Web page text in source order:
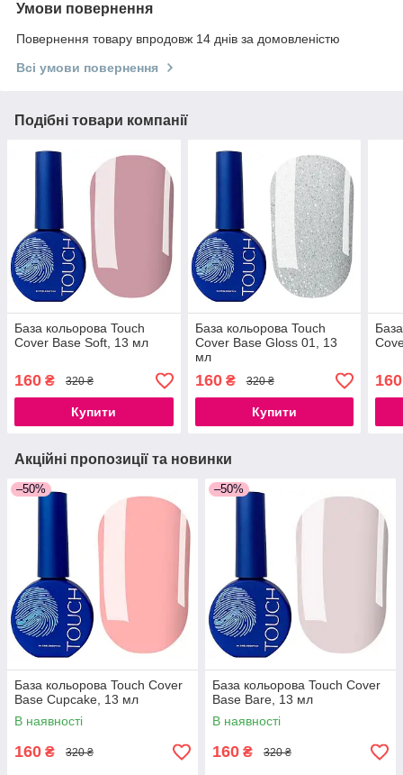
Умови повернення
Повернення товару впродовж 14 днів за домовленістю
Всі умови повернення
Подібні товари компанії
База кольорова Touch
Cover Base Soft, 13 мл
160 ₴ 320 ₴
Купити
База кольорова Touch
Cover Base Gloss 01, 13
мл
160₴ 320 ₴
Купити
160
Акційні пропозиції та новинки
–50%
База кольорова Touch Cover
Base Cupcake, 13 мл
В наявності
160 ₴ 320 ₴
–50%
База кольорова Touch Cover
Base Bare, 13 мл
В наявності
160 ₴ 320 ₴